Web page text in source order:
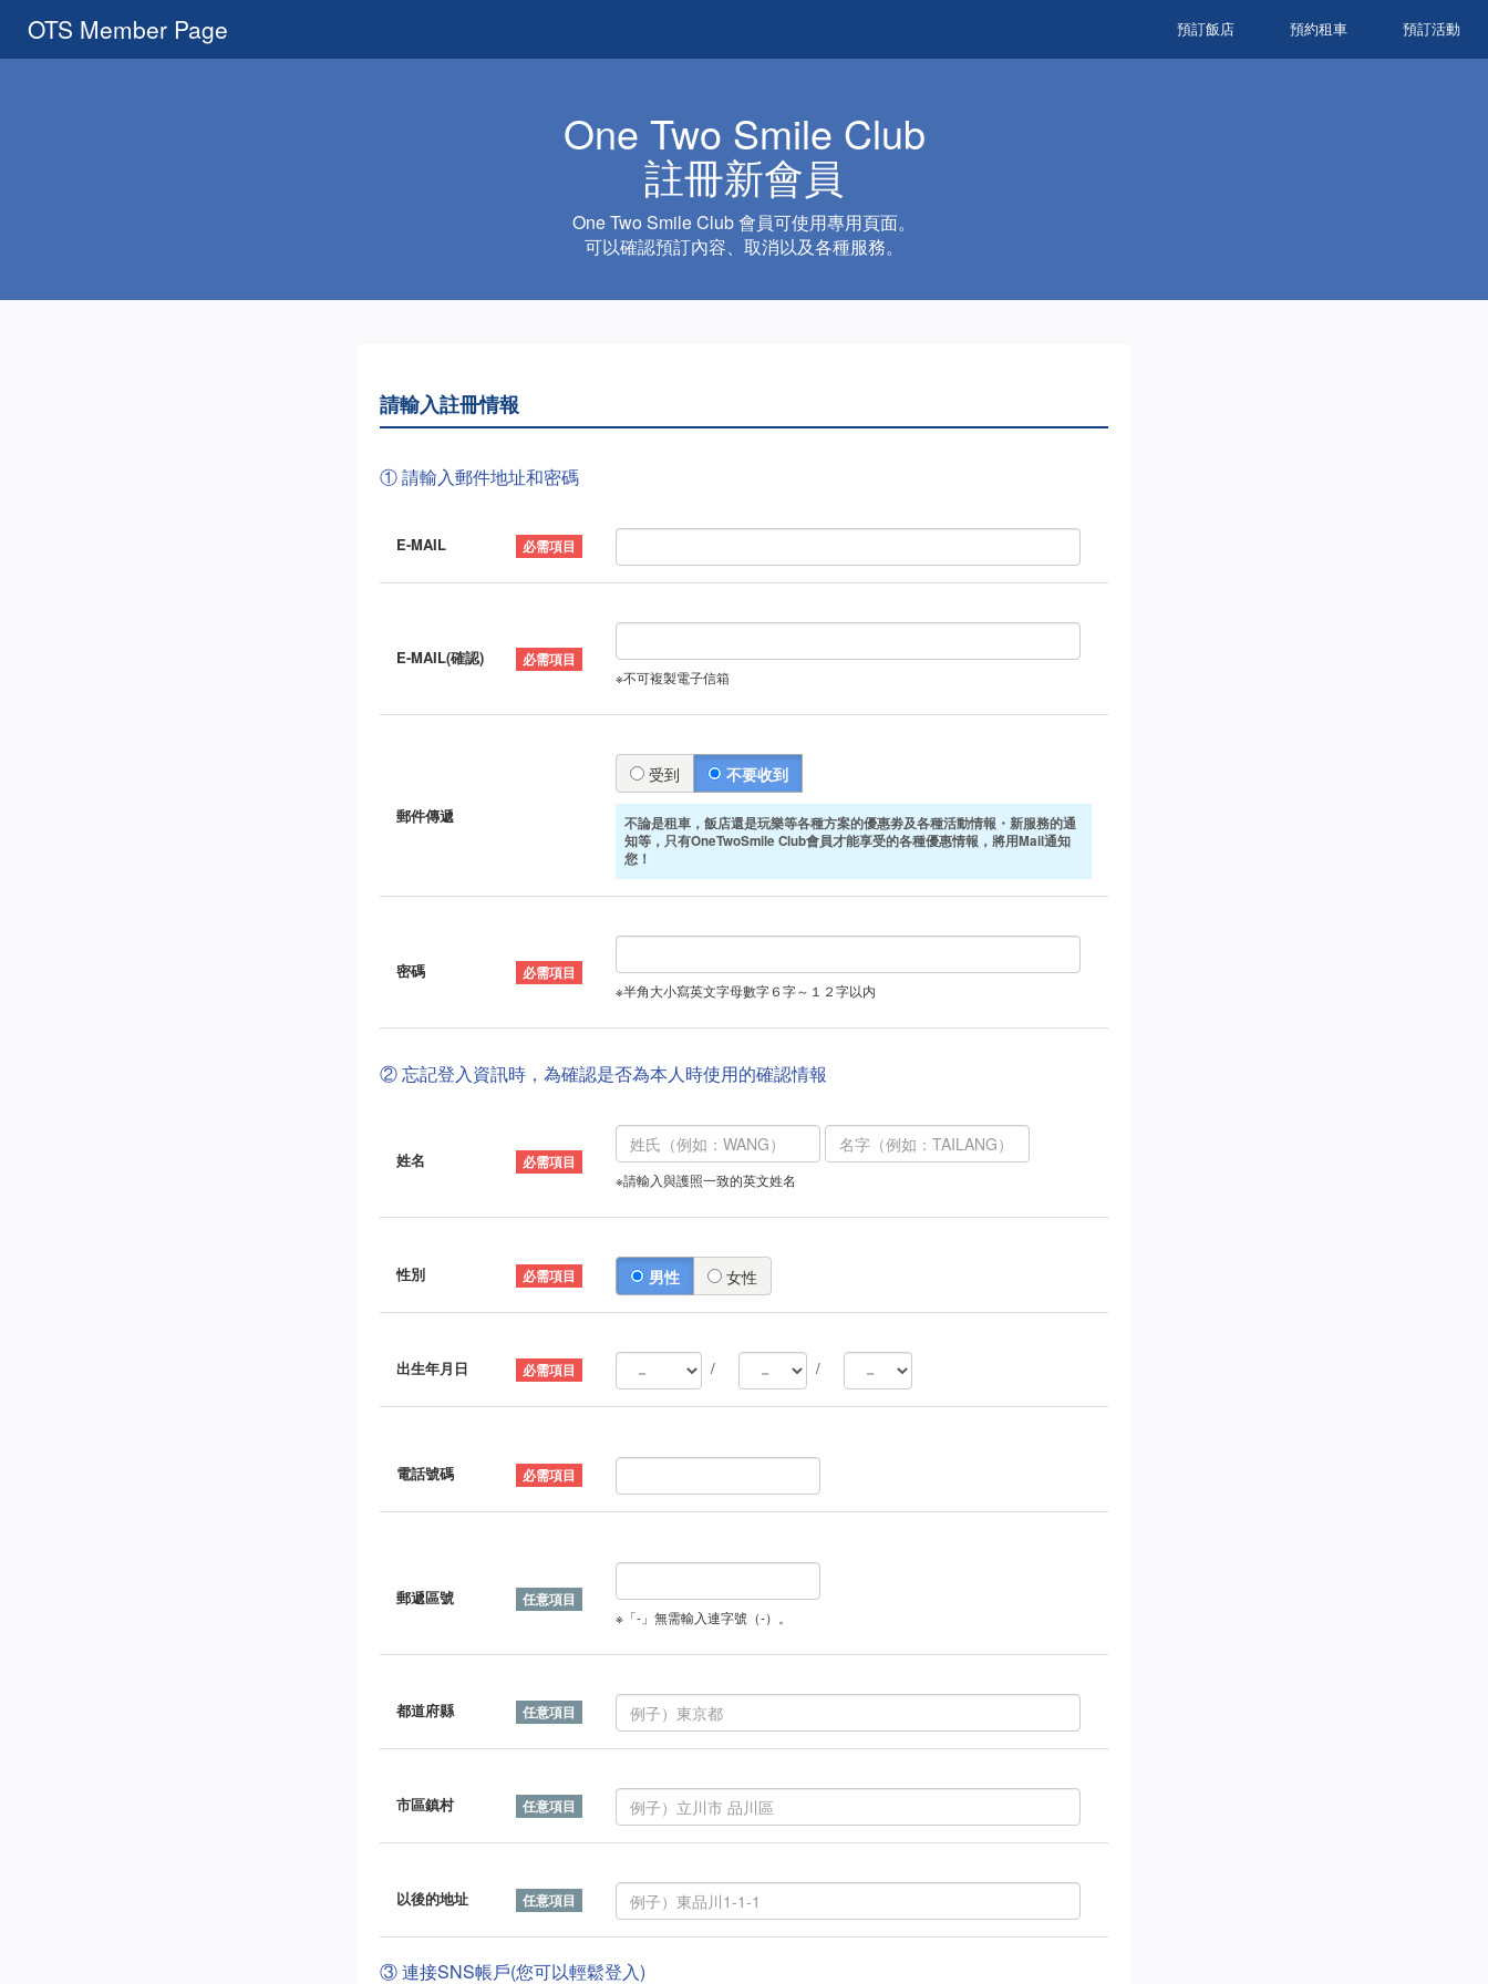
OTS Member Page 預訂活動
預約租車
預訂飯店
One Two Smile Club
註冊新會員
One Two Smile Club 會員可使用專用頁面。
可以確認預訂內容、取消以及各種服務。
請輸入註冊情報
① 請輸入郵件地址和密碼
E-MAIL
E-MAIL(確認)
※不可複製電子信箱
郵件傳遞
受到 不要收到
不論是租車，飯店還是玩樂等各種方案的優惠劵及各種活動情報・新服務的通
知等，只有OneTwoSmile Club會員才能享受的各種優惠情報，將用Mail通知
您！
密碼
※半角大小寫英文字母數字６字～１２字以内
② 忘記登入資訊時，為確認是否為本人時使用的確認情報
姓名
※請輸入與護照一致的英文姓名
性別 男性 女性
出生年月日 / /
電話號碼
郵遞區號
※「-」無需輸入連字號（-）。
都道府縣
市區鎮村
以後的地址
③ 連接SNS帳戶(您可以輕鬆登入)